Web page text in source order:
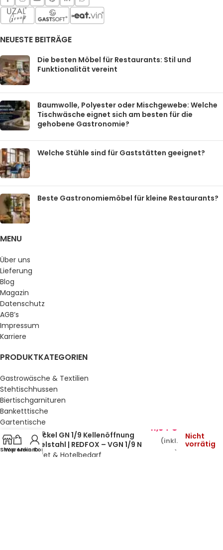
NEUESTE BEITRÄGE
Die besten Möbel für Restaurants: Stil und
Funktionalität vereint
Baumwolle, Polyester oder Mischgewebe: Welche
Tischwäsche eignet sich am besten für die
gehobene Gastronomie?
Welche Stühle sind für Gaststätten geeignet?
Beste Gastronomiemöbel für kleine Restaurants?
MENU
Über uns
Lieferung
Blog
Magazin
Datenschutz
AGB’s
Impressum
Karriere
PRODUKTKATEGORIEN
Gastrowäsche & Textilien
Stehtischhussen
Biertischgarnituren
Banketttische
Gartentische
Gartenstühle
Küche & Bar
Service, Buffet & Hotelbedarf
Shop
Warenkorb
Mein Konto
Deckel GN 1/9 Kellenöffnung
Edelstahl | REDFOX – VGN 1/9 N
11,84 €
(inkl.
MwSt.)
Nicht
vorrätig